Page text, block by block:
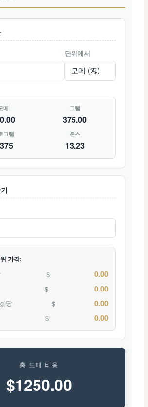
단위에서
메 그램
375.00
그램 온스
13.23
가격:
$ 0.00
$ 0.00
당 $ 0.00
$ 0.00
총 도매 비용
$1250.00